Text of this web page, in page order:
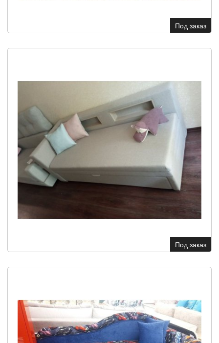
Под заказ
Под заказ